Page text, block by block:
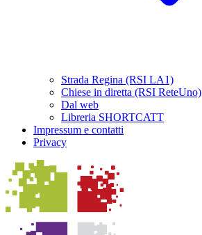
Strada Regina (RSI LA1)
Chiese in diretta (RSI ReteUno)
Dal web
Libreria SHORTCATT
Impressum e contatti
Privacy